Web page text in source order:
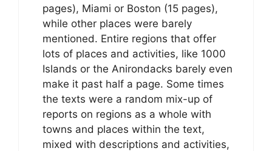
pages), Miami or Boston (15 pages),
while other places were barely
mentioned. Entire regions that offer
lots of places and activities, like 1000
Islands or the Anirondacks barely even
make it past half a page. Some times
the texts were a random mix-up of
reports on regions as a whole with
towns and places within the text,
mixed with descriptions and activities,